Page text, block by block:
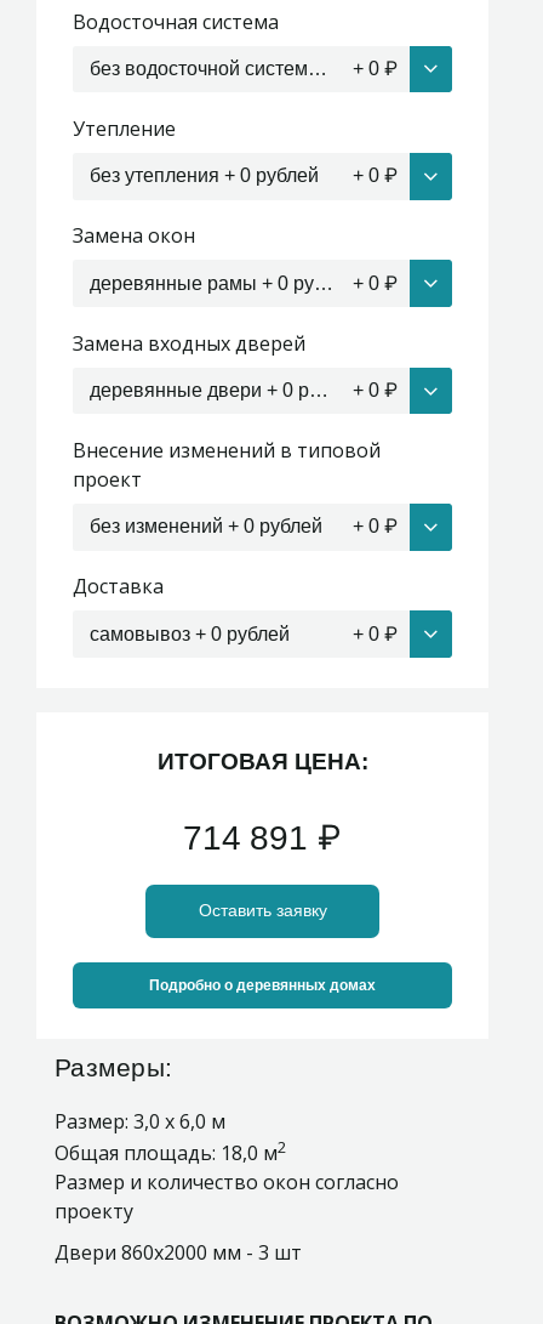
Водосточная система
без водосточной системы + 0 рублей + 0 ₽
Утепление
без утепления + 0 рублей + 0 ₽
Замена окон
деревянные рамы + 0 рублей + 0 ₽
Замена входных дверей
деревянные двери + 0 рублей + 0 ₽
Внесение изменений в типовой
проект
без изменений + 0 рублей + 0 ₽
Доставка
самовывоз + 0 рублей + 0 ₽
ИТОГОВАЯ ЦЕНА:
714 891 ₽
Оставить заявку
Подробно о деревянных домах
Размеры:
Размер: 3,0 х 6,0 м
Общая площадь: 18,0 м2
Размер и количество окон согласно
проекту
Двери 860х2000 мм - 3 шт